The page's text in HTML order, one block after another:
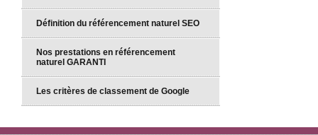
Définition du référencement naturel SEO
Nos prestations en référencement
naturel GARANTI
Les critères de classement de Google